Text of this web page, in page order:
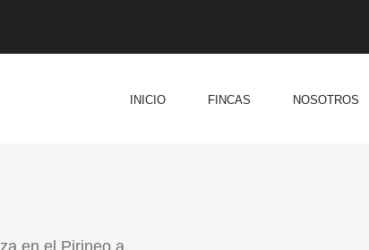
INICIO FINCAS NOSOTROS